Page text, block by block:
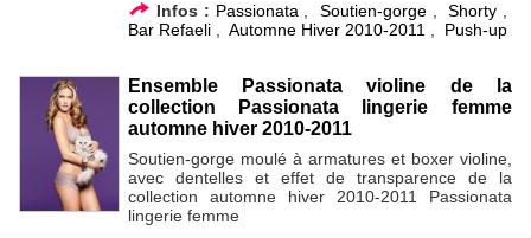
Infos : Passionata Soutien-gorge ,Shorty
Bar Refaeli, Automne Hiver 2010-2011 Push-up
Ensemble Passionata violine de la
collection Passionata lingerie femme
automne hiver 2010-2011
Soutien-gorge moulé à armatures et boxer violine,
avec dentelles et effet de transparence de la
collection automne hiver 2010-2011 Passionata
lingerie femme